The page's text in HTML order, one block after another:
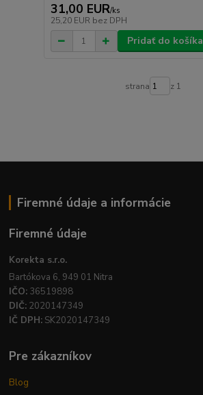
31,00 EUR/ks
25,20 EUR bez DPH
Pridať do košíka
strana z 1
Firemné údaje a informácie
Firemné údaje
Korekta s.r.o.
Bartókova 6, 949 01 Nitra
IČO: 36519898
DIČ: 2020147349
IČ DPH: SK2020147349
Pre zákazníkov
Blog